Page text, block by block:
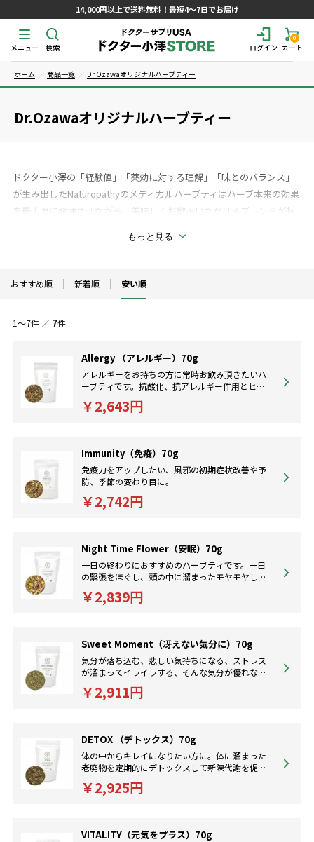
14,000円以上で送料無料！最短4～7日でお届け
ログイン
0
カート
検索
メニュー
ホーム 商品一覧 Dr.Ozawaオリジナルハーブティー
Dr.Ozawaオリジナルハーブティー
ドクター小澤の「経験値」「薬効に対する理解」「味とのバランス」
が生み出したNaturopathyのメディカルハーブティはハーブ本来の効果
を最大限に発揮させながら、美味しくお飲みいただけるブレンドが特
オーガニックハーブを使用しています。ご家族で体質や症状の改善、
もっと見る
おすすめ順 新着順 安い順
1～7件 ／ 7件
Allergy （アレルギー）70g
アレルギーをお持ちの方に常時お飲み頂きたいハ
ーブティです。抗酸化、抗アレルギー作用とヒス
タミンをブロックしてアレルギー症状を軽減しま
す。
￥2,643円
Immunity（免疫）70g
免疫力をアップしたい、風邪の初期症状改善や予
防、季節の変わり目に。
￥2,742円
Night Time Flower（安眠）70g
一日の終わりにおすすめのハーブティです。一日
の緊張をほぐし、頭の中に溜まったモヤモヤした
考えやネガティブな思考を軽減しリラックス効果
を与えてくれます。
￥2,839円
Sweet Moment（冴えない気分に）70g
気分が落ち込む、悲しい気持ちになる、ストレス
が溜まってイライラする、そんな気分が優れない
時、ほっと一息着かせて気分転換を手助けしてく
れるハーブティーです。
￥2,911円
DETOX （デトックス）70g
体の中からキレイになりたい方に。体に溜まった
老廃物を定期的にデトックスして新陳代謝を促
し、体を活性化して疲れにくい体質に。日々の体
調を管理したい方にも。
￥2,925円
VITALITY（元気をプラス）70g